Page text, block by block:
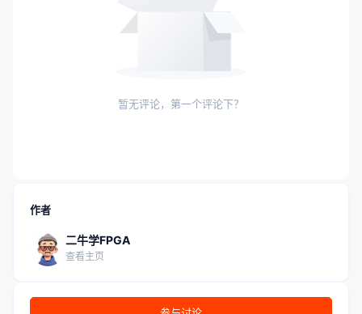
暂无评论，第一个评论下？
作者
二牛学FPGA
查看主页